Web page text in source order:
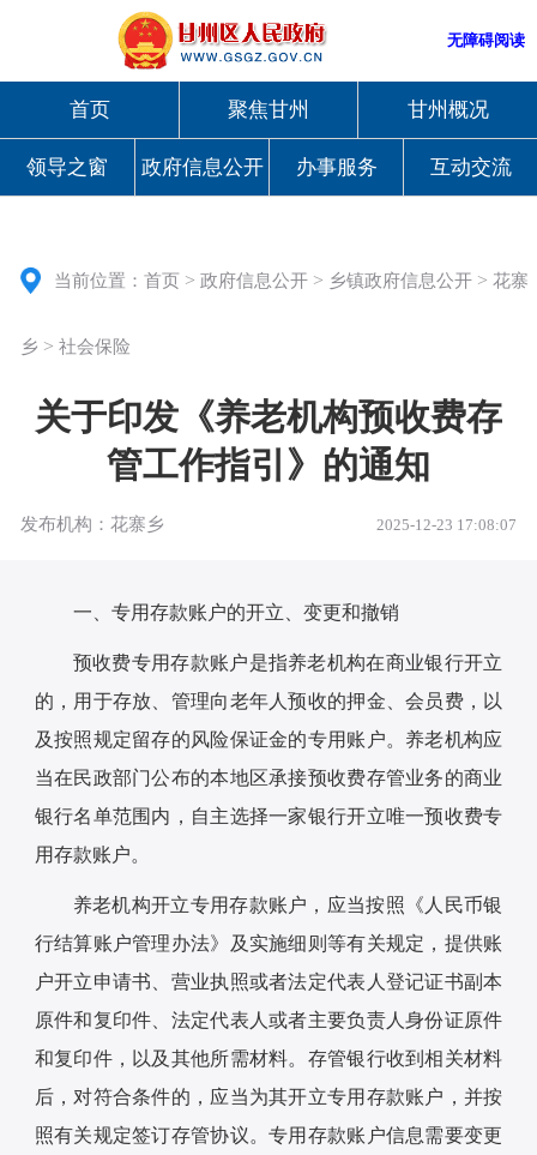
无障碍阅读
首页 聚焦甘州 甘州概况
领导之窗 政府信息公开 办事服务 互动交流
当前位置：首页 >政府信息公开 > 乡镇政府信息公开 >花寨
乡 >社会保险
关于印发《养老机构预收费存
管工作指引》的通知
发布机构：花寨乡 2025-12-23 17:08:07
一、专用存款账户的开立、变更和撤销
预收费专用存款账户是指养老机构在商业银行开立
的，用于存放、管理向老年人预收的押金、会员费，以
及按照规定留存的风险保证金的专用账户。养老机构应
当在民政部门公布的本地区承接预收费存管业务的商业
银行名单范围内，自主选择一家银行开立唯一预收费专
用存款账户。
养老机构开立专用存款账户，应当按照《人民币银
行结算账户管理办法》及实施细则等有关规定，提供账
户开立申请书、营业执照或者法定代表人登记证书副本
原件和复印件、法定代表人或者主要负责人身份证原件
和复印件，以及其他所需材料。存管银行收到相关材料
后，对符合条件的，应当为其开立专用存款账户，并按
照有关规定签订存管协议。专用存款账户信息需要变更